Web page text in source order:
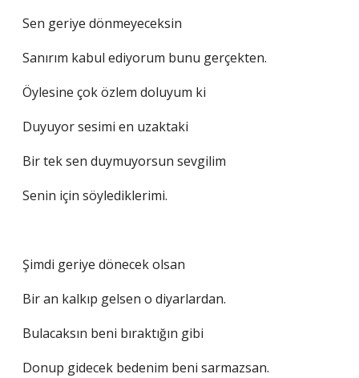
Sen geriye dönmeyeceksin
Sanırım kabul ediyorum bunu gerçekten.
Öylesine çok özlem doluyum ki
Duyuyor sesimi en uzaktaki
Bir tek sen duymuyorsun sevgilim
Senin için söylediklerimi.
Şimdi geriye dönecek olsan
Bir an kalkıp gelsen o diyarlardan.
Bulacaksın beni bıraktığın gibi
Donup gidecek bedenim beni sarmazsan.